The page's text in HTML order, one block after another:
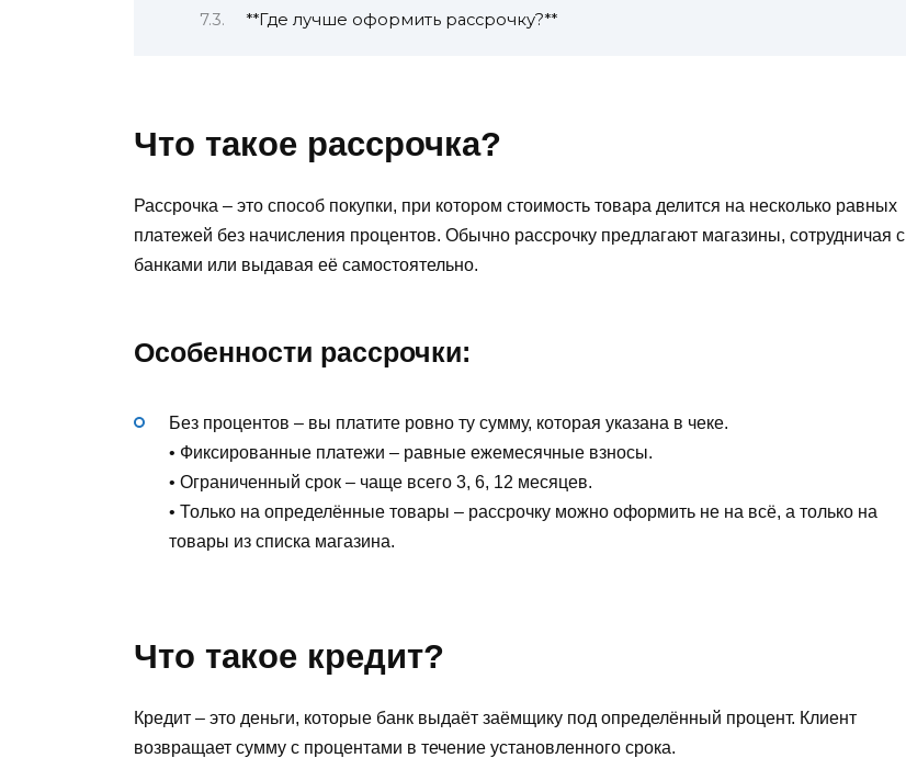
**Где лучше оформить рассрочку?**
Что такое рассрочка?
Рассрочка – это способ покупки, при котором стоимость товара делится на несколько равных
платежей без начисления процентов. Обычно рассрочку предлагают магазины, сотрудничая с
банками или выдавая её самостоятельно.
Особенности рассрочки:
Без процентов – вы платите ровно ту сумму, которая указана в чеке.
• Фиксированные платежи – равные ежемесячные взносы.
• Ограниченный срок – чаще всего 3, 6, 12 месяцев.
• Только на определённые товары – рассрочку можно оформить не на всё, а только на
товары из списка магазина.
Что такое кредит?
Кредит – это деньги, которые банк выдаёт заёмщику под определённый процент. Клиент
возвращает сумму с процентами в течение установленного срока.